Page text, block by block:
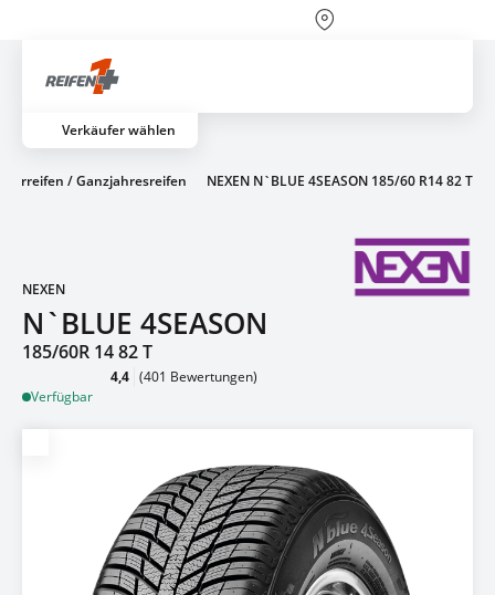
Über 700 Partnerwerkstätten
Verkäufer wählen
/ Ganzjahresreifen NEXEN N`BLUE 4SEASON 185/60 R14 82 T
NEXEN
N`BLUE 4SEASON
185/60R 14 82 T
4,4 (401 Bewertungen)
Verfügbar